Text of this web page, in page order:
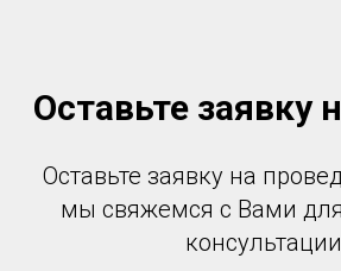
Оставьте заявку
Оставьте заявку на
мы свяжемся с Вами